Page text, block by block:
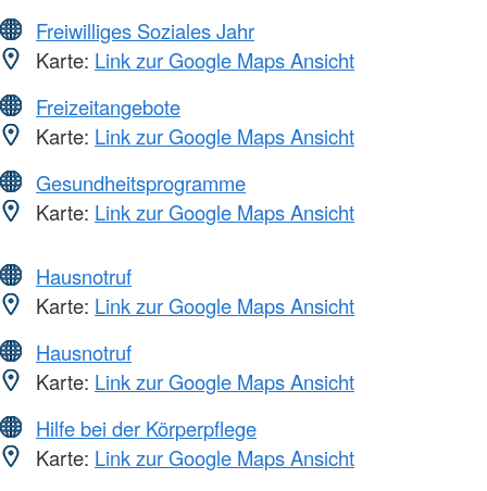
Freiwilliges Soziales Jahr
Karte: Link zur Google Maps Ansicht
Freizeitangebote
Karte: Link zur Google Maps Ansicht
Gesundheitsprogramme
Karte: Link zur Google Maps Ansicht
Hausnotruf
Karte: Link zur Google Maps Ansicht
Hausnotruf
Karte: Link zur Google Maps Ansicht
Hilfe bei der Körperpflege
Karte: Link zur Google Maps Ansicht